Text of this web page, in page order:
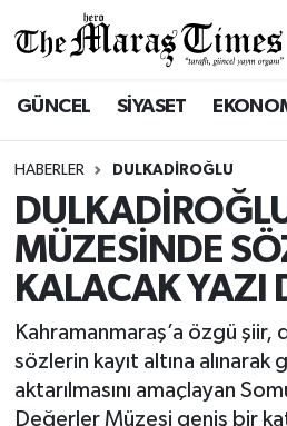
GÜNCEL SİYASET
HABERLER DULKADİROĞLU
MÜZESİNDE
KALACAK YAZI
Kahramanmaraş’a özgü şiir,
sözlerin kayıt altına alınarak
aktarılmasını amaçlayan
Değerler Müzesi geniş bir
BÜYÜKŞEHİR
DULKADİROĞLU
İŞ DÜNYASI
SİVİL TOPLUM
BÜYÜKŞEHİR
DULKADİROĞLU
EĞİTİM
GÜNCEL
Hava Durumu
Namaz Vakitleri
Trafik Durumu
Tüm Manşetler